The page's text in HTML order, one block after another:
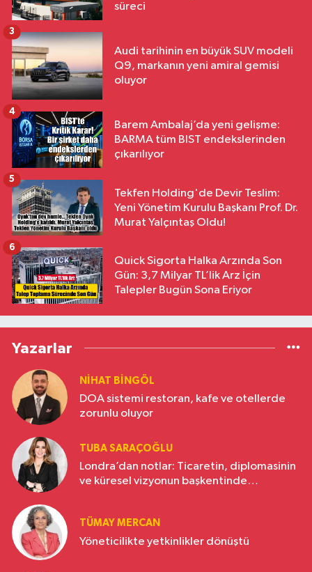
süreci
Audi tarihinin en büyük SUV modeli
Q9, markanın yeni amiral gemisi
oluyor
3
Barem Ambalaj’da yeni gelişme:
BARMA tüm BIST endekslerinden
çıkarılıyor
4
Tekfen Holding'de Devir Teslim:
Yeni Yönetim Kurulu Başkanı Prof. Dr.
Murat Yalçıntaş Oldu!
5
Quick Sigorta Halka Arzında Son
Gün: 3,7 Milyar TL’lik Arz İçin
Talepler Bugün Sona Eriyor
6
Yazarlar
NIHAT BINGÖL
DOA sistemi restoran, kafe ve otellerde
zorunlu oluyor
TUBA SARAÇOĞLU
Londra’dan notlar: Ticaretin, diplomasinin
ve küresel vizyonun başkentinde
TÜMAY MERCAN
Yöneticilikte yetkinlikler dönüştü